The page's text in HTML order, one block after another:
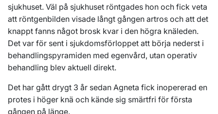
sjukhuset. Väl på sjukhuset röntgades hon och fick veta
att röntgenbilden visade långt gången artros och att det
knappt fanns något brosk kvar i den högra knäleden.
Det var för sent i sjukdomsförloppet att börja nederst i
behandlingspyramiden med egenvård, utan operativ
behandling blev aktuell direkt.
Det har gått drygt 3 år sedan Agneta fick inopererad en
protes i höger knä och kände sig smärtfri för första
gången på länge.